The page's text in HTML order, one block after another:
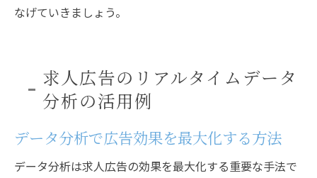
なげていきましょう。
求人広告のリアルタイムデータ
分析の活用例
データ分析で広告効果を最大化する方法
データ分析は求人広告の効果を最大化する重要な手法で